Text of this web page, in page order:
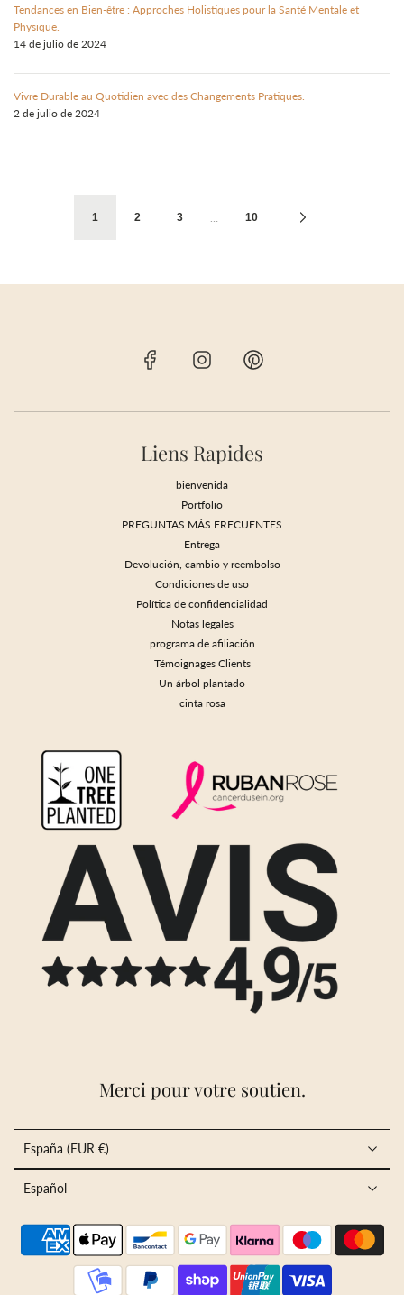
Tendances en Bien-être : Approches Holistiques pour la Santé Mentale et
Physique.
14 de julio de 2024
Vivre Durable au Quotidien avec des Changements Pratiques.
2 de julio de 2024
1 2 3 10
Liens Rapides
bienvenida
Portfolio
PREGUNTAS MÁS FRECUENTES
Entrega
Devolución, cambio y reembolso
Condiciones de uso
Política de confidencialidad
Notas legales
programa de afiliación
Témoignages Clients
Un árbol plantado
cinta rosa
Merci pour votre soutien.
España (EUR €)
Español